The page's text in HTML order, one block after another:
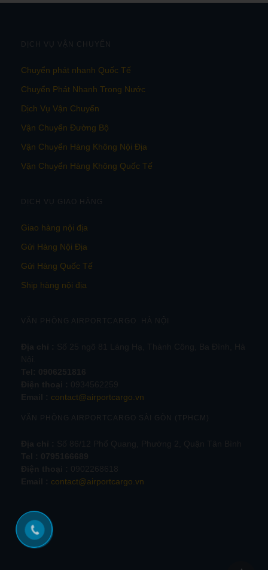
DỊCH VỤ VẬN CHUYỂN
Chuyển phát nhanh Quốc Tế
Chuyển Phát Nhanh Trong Nước
Dịch Vụ Vận Chuyển
Vận Chuyển Đường Bộ
Vận Chuyển Hàng Không Nội Địa
Vận Chuyển Hàng Không Quốc Tế
DỊCH VỤ GIAO HÀNG
Giao hàng nội địa
Gửi Hàng Nội Địa
Gửi Hàng Quốc Tế
Ship hàng nội địa
VĂN PHÒNG AIRPORTCARGO HÀ NỘI
contact@airportcargo.vn
VĂN PHÒNG AIRPORTCARGO SÀI GÒN (TPHCM)
contact@airportcargo.vn